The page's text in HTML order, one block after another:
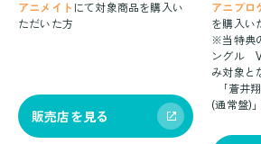
アニメイト にて対象商品を購入い
ただいた方
販売店を見る
アニブロ
を購入い
※当特典
ングル
み対象と
｢蒼井
(通常盤)